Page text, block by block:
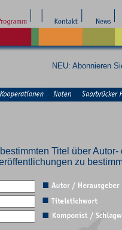
NEU: Abonnieren
Titel über
zu